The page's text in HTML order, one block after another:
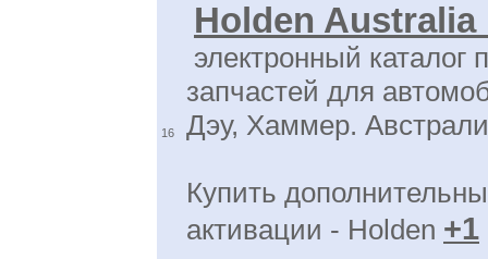
16
Holden Australia
электронный каталог
запчастей для
Дэу, Хаммер.
Купить
активации - Holden +1